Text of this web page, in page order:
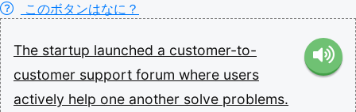
このボタンはなに？
The startup launched a customer-to-
customer support forum where users
actively help one another solve problems.